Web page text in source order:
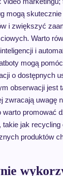
mogą
i zwiększyć
Warto
i
mogą
o dostępnych
obserwacji jest
zwracają uwagę
promować
takie jak
produktów